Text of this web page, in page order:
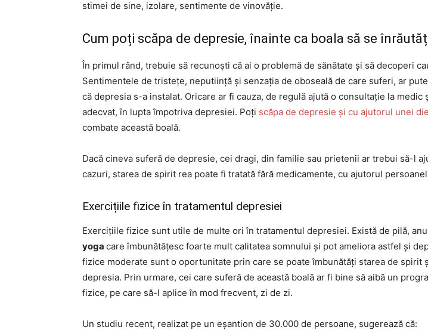
stimei de sine, izolare, sentimente de vinovăție.
Cum poți scăpa de depresie, înainte ca boala să se
În primul rând, trebuie să recunoști că ai o problemă de sănătate și să decoperi
Sentimentele de tristețe, neputiință și senzația de oboseală de care suferi, ar
că depresia s-a instalat. Oricare ar fi cauza, de regulă ajută o consultație la medic
adecvat, în lupta împotriva depresiei. Poți scăpa de depresie și cu ajutorul unei
combate această boală.
Dacă cineva suferă de depresie, cei dragi, din familie sau prietenii ar trebui să-l
cazuri, starea de spirit rea poate fi tratată fără medicamente, cu ajutorul
Exercițiile fizice în tratamentul depresiei
Exercițiile fizice sunt utile de multe ori în tratamentul depresiei. Există de pilă,
yoga care îmbunătățesc foarte mult calitatea somnului și pot ameliora astfel și
fizice moderate sunt o oportunitate prin care se poate îmbunătăți starea de spirit
depresia. Prin urmare, cei care suferă de această boală ar fi bine să aibă un
fizice, pe care să-l aplice în mod frecvent, zi de zi.
Un studiu recent, realizat pe un eșantion de 30.000 de persoane, sugerează că: